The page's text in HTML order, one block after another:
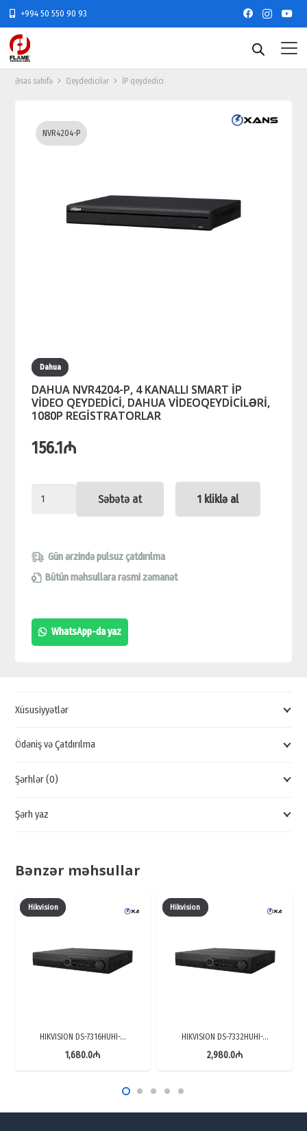
+994 50 550 90 93
Əsas səhifə Qeydedicilər İP qeydedici
NVR4204-P
Dahua
DAHUA NVR4204-P, 4 KANALLI SMART İP
VİDEO QEYDEDİCİ, DAHUA VİDEOQEYDİCİLƏRİ,
1080P REGİSTRATORLAR
156.1 ₼
DAHUA
4
KANALLI
İP
VİDEO
REGİSTRATORLAR
Səbətə at 1 kliklə al
Gün ərzində pulsuz çatdırılma
Bütün məhsullara rəsmi zəmanət
WhatsApp-da yaz
Xüsusiyyətlər
Ödəniş və Çatdırılma
Şərhlər (0)
Şərh yaz
Bənzər məhsullar
Hikvision
HIKVISION DS-7316HUHI-…
1,680.0₼
Hikvision
HIKVISION DS-7332HUHI-…
2,980.0₼